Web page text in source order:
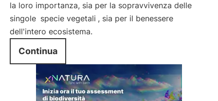
la loro importanza, sia per la sopravvivenza delle
singole specie vegetali , sia per il benessere
dell'intero ecosistema.
Continua